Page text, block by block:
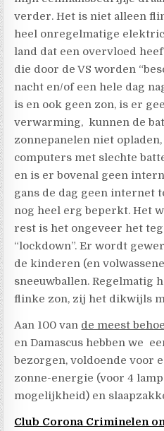
verder. Het is niet alleen
heel onregelmatige
land dat een overvloed
die door de VS worden
nacht en/of een hele dag
is en ook geen zon, is er
verwarming, kunnen de
zonnepanelen niet
computers met slechte
en is er bovenal geen
gans de dag geen internet
nog heel erg beperkt. Het
rest is het ongeveer het
“lockdown”. Er wordt
de kinderen (en
sneeuwballen. Regelmatig
flinke zon, zij het dikwijls
Aan 100 van de meest
en Damascus hebben we
bezorgen, voldoende voor
zonne-energie (voor 4
mogelijkheid) en
Club Corona Criminelen